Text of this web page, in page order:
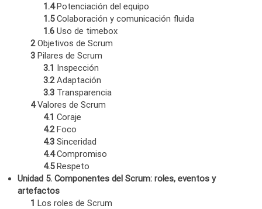
1.4Potenciación del equipo
1.5Colaboración y comunicación fluida
1.6 Uso de timebox
2Objetivos de Scrum
3 Pilares de Scrum
3.1 Inspección
3.2Adaptación
3.3 Transparencia
4Valores de Scrum
4.1 Coraje
4.2Foco
4.3 Sinceridad
4.4Compromiso
4.5Respeto
Unidad 5. Componentes del Scrum: roles, eventos y
artefactos
1 Los roles de Scrum